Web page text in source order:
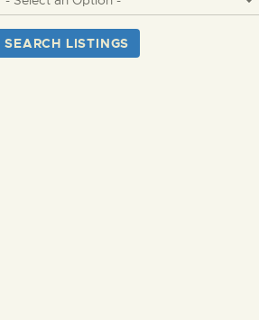
SEARCH LISTINGS